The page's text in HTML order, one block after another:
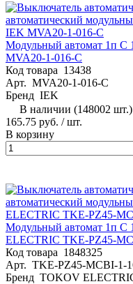
Модульный автомат 1п
MVA20-1-016-C
Код товара 13438
Арт. MVA20-1-016-C
Бренд IEK
В наличии (148002 шт.)
165.75 руб. / шт.
В корзину
Модульный автомат 1п
ELECTRIC TKE-PZ45-
Код товара 1848325
Арт. TKE-PZ45-MCBI-1-
Бренд TOKOV